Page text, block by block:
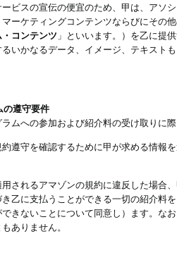
ビスの宣伝の便宜のため、甲は、アソ
ーケティングコンテンツならびにその
コンテンツ 」といいます。）を乙に提
いかなるデータ、イメージ、テキス
の遵守要件
ムへの参加および紹介料の受け取りに
遵守を確認するために甲が求める情報
されるアマゾンの規約に違反した場合
乙に支払うことができる一切の紹介料
きないことについて同意し）ます。な
ありません。